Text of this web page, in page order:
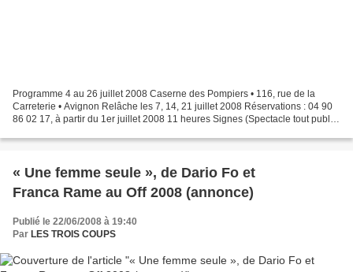
Programme 4 au 26 juillet 2008 Caserne des Pompiers • 116, rue de la
Carreterie • Avignon Relâche les 7, 14, 21 juillet 2008 Réservations : 04 90
86 02 17, à partir du 1er juillet 2008 11 heures Signes (Spectacle tout public)
« Une femme seule », de Dario Fo et
Franca Rame au Off 2008 (annonce)
Publié le 22/06/2008 à 19:40
Par LES TROIS COUPS